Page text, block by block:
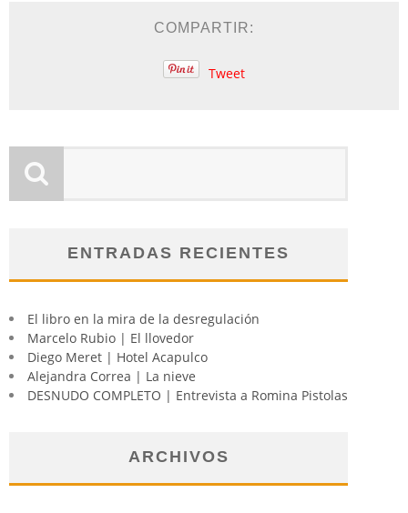
COMPARTIR:
Tweet
ENTRADAS RECIENTES
El libro en la mira de la desregulación
Marcelo Rubio | El llovedor
Diego Meret | Hotel Acapulco
Alejandra Correa | La nieve
DESNUDO COMPLETO | Entrevista a Romina Pistolas
ARCHIVOS